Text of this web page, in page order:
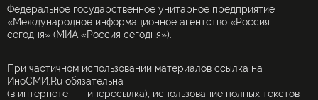
Федеральное государственное унитарное предприятие
«Международное информационное агентство «Россия
сегодня» (МИА «Россия сегодня»).
При частичном использовании материалов ссылка на
ИноСМИ.Ru обязательна
(в интернете — гиперссылка), использование полных текстов